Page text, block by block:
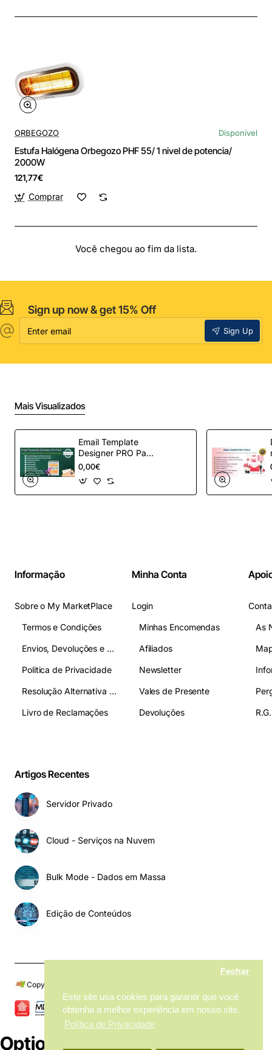
Este site usa cookies para garantir que você
obtenha a melhor experiência em nosso site.
Política de Privacidade
Fechar
ORBEGOZO Disponível
Estufa Halógena Orbegozo PHF 55/ 1 nivel de potencia/
2000W
121,77€
Comprar
Você chegou ao fim da lista.
Sign up now & get 15% Off
email
Sign Up
Mais Visualizados
Email Template
Designer PRO Pack
– Automação de e-
mail definitiva para
OpenCart
0,00€
Informação
Sobre o My MarketPlace
Termos e Condições
Envios, Devoluções e Pagamentos
Politica de Privacidade
Resolução Alternativa de Litígios
Livro de Reclamações
Minha Conta
Login
Minhas Encomendas
Afiliados
Newsletter
Vales de Presente
Devoluções
As
Artigos Recentes
Servidor Privado
Cloud - Serviços na Nuvem
Bulk Mode - Dados em Massa
Edição de Conteúdos
Copyright © 2024, My MarketPlace, Todos os Direitos Reservados
Options